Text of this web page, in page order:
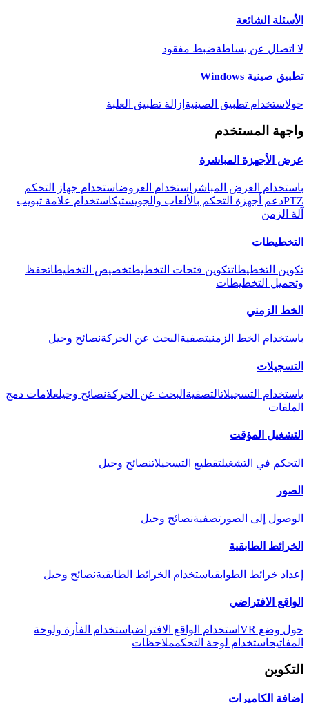
الأسئلة الشائعة
لا اتصال عن بساطةضبط مفقود
تطبيق صينية Windows
حولاستخدام تطبيق الصينية إزالة تطبيق العلبة
واجهة المستخدم
عرض الأجهزة المباشرة
باستخدام العرض المباشر استخدام العروضاستخدام جهاز التحكم
PTZدعم أجهزة التحكم بالألعاب والجويستيكاستخدام علامة تبويب
آلة الزمن
التخطيطات
تكوين التخطيطاتتكوين فتحات التخطيطتخصيص التخطيطاتحفظ
وتحميل التخطيطات
الخط الزمني
باستخدام الخط الزمنيتصفية البحث عن الحركةنصائح وحيل
التسجيلات
باستخدام التسجيلاتالتصفية البحث عن الحركةنصائح وحيلعلامات دمج
الملفات
التشغيل المؤقت
التحكم في التشغيلتقطيع التسجيلاتنصائح وحيل
الصور
الوصول إلى الصور تصفيةنصائح وحيل
الخرائط الطابقية
إعداد خرائط الطوابقباستخدام الخرائط الطابقيةنصائح وحيل
الواقع الافتراضي
حول وضع VR استخدام الواقع الافتراضياستخدام الفأرة ولوحة
المفاتيحاستخدام لوحة التحكمملاحظات
التكوين
إضافة الكاميرات